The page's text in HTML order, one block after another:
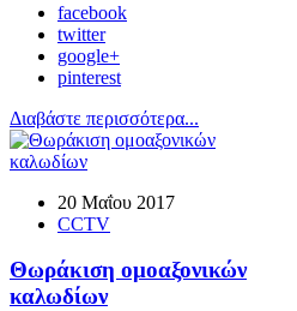
facebook
twitter
google+
pinterest
Διαβάστε περισσότερα...
20 Μαΐου 2017
CCTV
Θωράκιση ομοαξονικών
καλωδίων